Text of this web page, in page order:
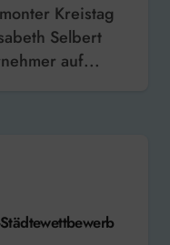
Selbert
auf...